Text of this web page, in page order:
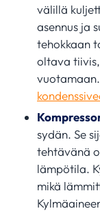
välillä
asennus ja
tehokkaan
oltava
sydän. Se
tehtävänä
lämpötila.
mikä